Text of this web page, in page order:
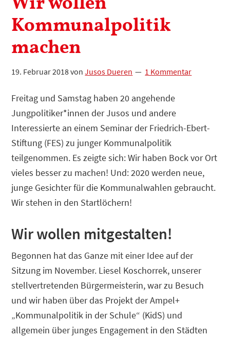
Kommunalpolitik
machen
19. Februar 2018vonJusos Dueren 1 Kommentar
Freitag und Samstag haben 20 angehende
Jungpolitiker*innen der Jusos und andere
Interessierte an einem Seminar der Friedrich-Ebert-
Stiftung (FES) zu junger Kommunalpolitik
teilgenommen. Es zeigte sich: Wir haben Bock vor Ort
vieles besser zu machen! Und: 2020 werden neue,
junge Gesichter für die Kommunalwahlen gebraucht.
Wir stehen in den Startlöchern!
Wir wollen mitgestalten!
Begonnen hat das Ganze mit einer Idee auf der
Sitzung im November. Liesel Koschorrek, unserer
stellvertretenden Bürgermeisterin, war zu Besuch
und wir haben über das Projekt der Ampel+
„Kommunalpolitik in der Schule“ (KidS) und
allgemein über junges Engagement in den Städten